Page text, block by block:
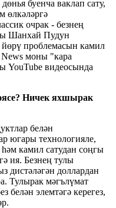
буенча ваклап сату,
өлкәләргә
очрак - безнең
Шанхай Пудун
йөрү проблемасын камил
News моны "кара
YouTube видеосында
Ничек яхшырак
белән
югары технологияле,
камил сатудан соңгы
ия. Безнең тулы
дистәләгән доллардан
Тулырак мәгълүмат
белән элемтәгә керегез,